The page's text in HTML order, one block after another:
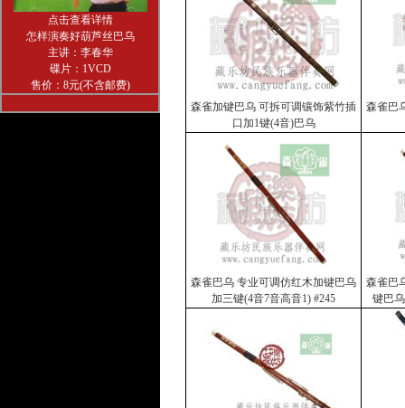
点击查看详情
怎样演奏好葫芦丝巴乌
主讲：李春华
碟片：1VCD
售价：8元(不含邮费)
森雀加键巴乌 可拆可调镶饰紫竹插
口加1键(4音)巴乌
森雀巴
森雀巴乌 专业可调仿红木加键巴乌
加三键(4音7音高音1) #245
森雀巴
键巴